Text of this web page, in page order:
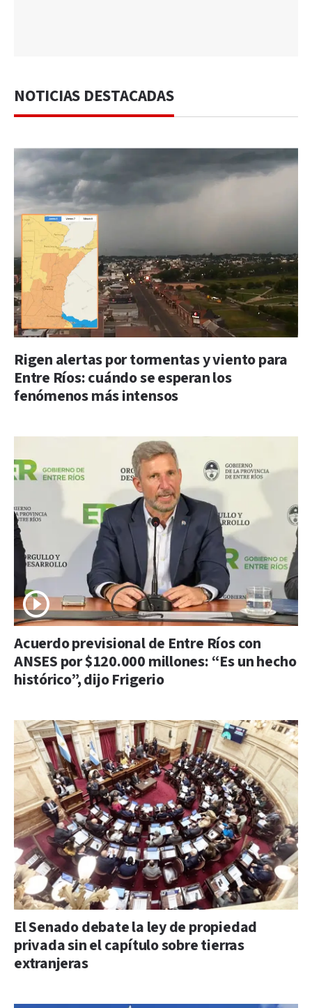
NOTICIAS DESTACADAS
Rigen alertas por tormentas y viento para
Entre Ríos: cuándo se esperan los
fenómenos más intensos
Acuerdo previsional de Entre Ríos con
ANSES por $120.000 millones: “Es un hecho
histórico”, dijo Frigerio
El Senado debate la ley de propiedad
privada sin el capítulo sobre tierras
extranjeras